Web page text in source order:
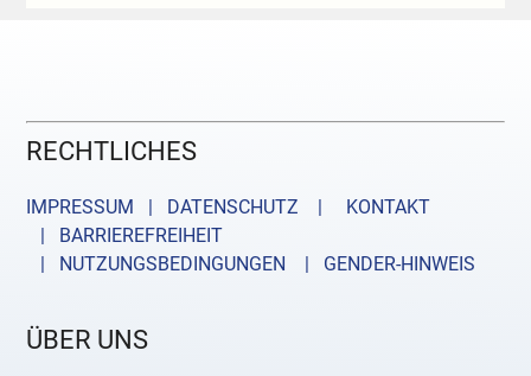
RECHTLICHES
IMPRESSUM | DATENSCHUTZ |
KONTAKT
| BARRIEREFREIHEIT
| NUTZUNGSBEDINGUNGEN
| GENDER-HINWEIS
ÜBER UNS